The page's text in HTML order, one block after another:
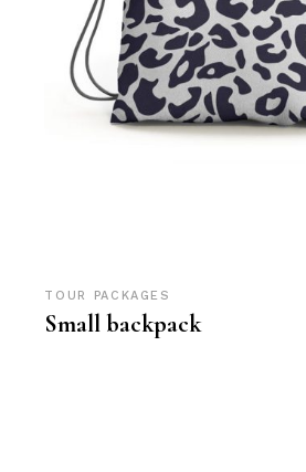
TOUR PACKAGES
Small backpack